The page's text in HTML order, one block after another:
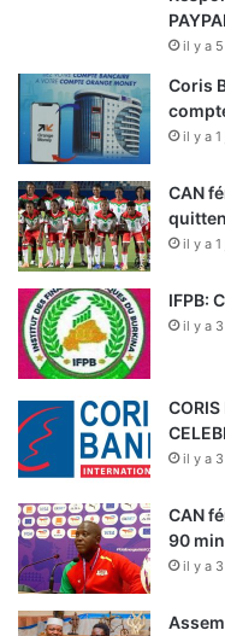
il y a
Coris
il y a
CAN
il y a
IFPB:
il y a
CORIS
il y a
CAN
90
il y a